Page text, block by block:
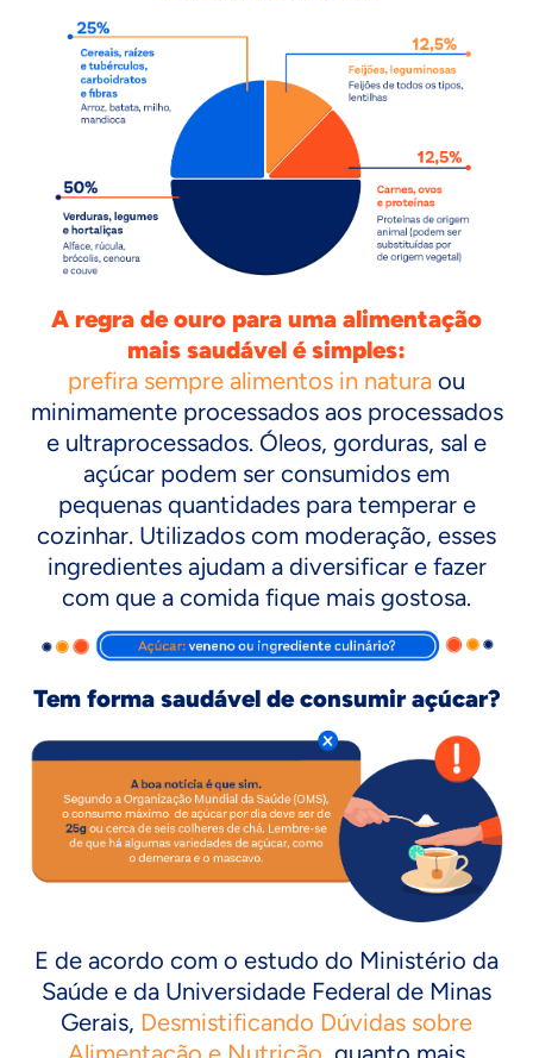
A regra de ouro para uma alimentação
mais saudável é simples:
prefira sempre alimentos in natura ou
minimamente processados aos processados
e ultraprocessados. Óleos, gorduras, sal e
açúcar podem ser consumidos em
pequenas quantidades para temperar e
cozinhar. Utilizados com moderação, esses
ingredientes ajudam a diversificar e fazer
com que a comida fique mais gostosa.
Tem forma saudável de consumir açúcar?
E de acordo com o estudo do Ministério da
Saúde e da Universidade Federal de Minas
Gerais, Desmistificando Dúvidas sobre